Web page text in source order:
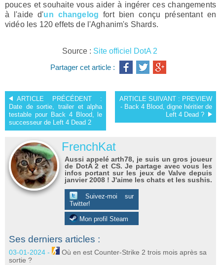
pouces et souhaite vous aider à ingérer ces changements
à l'aide d'un changelog fort bien conçu présentant en
vidéo les 120 effets de l'Aghanim's Shards.
Source : Site officiel DotA 2
Partager cet article :
ARTICLE PRÉCÉDENT :
Date de sortie, trailer et alpha
testable pour Back 4 Blood, le
successeur de Left 4 Dead 2
ARTICLE SUIVANT : PREVIEW
- Back 4 Blood, digne héritier de
Left 4 Dead ?
FrenchKat
Aussi appelé arth78, je suis un gros joueur
de DotA 2 et CS. Je partage avec vous les
infos portant sur les jeux de Valve depuis
janvier 2008 ! J'aime les chats et les sushis.
Suivez-moi sur
Twitter!
Mon profil Steam
Ses derniers articles :
03-01-2024 -
Où en est Counter-Strike 2 trois mois après sa
sortie ?